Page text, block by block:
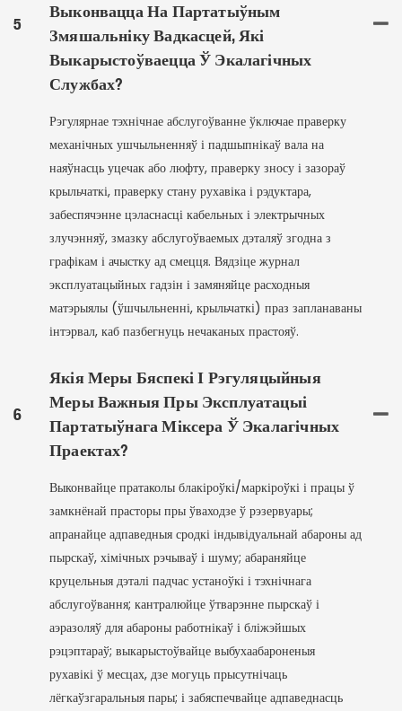
5
Выконвацца На Партатыўным
Змяшальніку Вадкасцей, Які
Выкарыстоўваецца Ў Экалагічных
Службах?
Рэгулярнае тэхнічнае абслугоўванне ўключае праверку
механічных ушчыльненняў і падшыпнікаў вала на
наяўнасць уцечак або люфту, праверку зносу і зазораў
крыльчаткі, праверку стану рухавіка і рэдуктара,
забеспячэнне цэласнасці кабельных і электрычных
злучэнняў, змазку абслугоўваемых дэталяў згодна з
графікам і ачыстку ад смецця. Вядзіце журнал
эксплуатацыйных гадзін і замяняйце расходныя
матэрыялы (ўшчыльненні, крыльчаткі) праз запланаваны
інтэрвал, каб пазбегнуць нечаканых прастояў.
6
Якія Меры Бяспекі І Рэгуляцыйныя
Меры Важныя Пры Эксплуатацыі
Партатыўнага Міксера Ў Экалагічных
Праектах?
Выконвайце пратаколы блакіроўкі/маркіроўкі і працы ў
замкнёнай прасторы пры ўваходзе ў рэзервуары;
апранайце адпаведныя сродкі індывідуальнай абароны ад
пырскаў, хімічных рэчываў і шуму; абараняйце
круцельныя дэталі падчас устаноўкі і тэхнічнага
абслугоўвання; кантралюйце ўтварэнне пырскаў і
аэразоляў для абароны работнікаў і бліжэйшых
рэцэптараў; выкарыстоўвайце выбухаабароненыя
рухавікі ў месцах, дзе могуць прысутнічаць
лёгкаўзгаральныя пары; і забяспечвайце адпаведнасць